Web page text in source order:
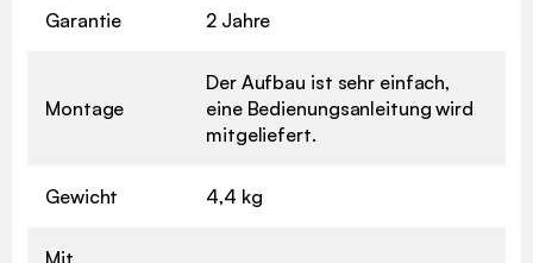
Garantie 2 Jahre
Montage
Der Aufbau ist sehr einfach,
eine Bedienungsanleitung wird
mitgeliefert.
Gewicht 4,4 kg
Mit